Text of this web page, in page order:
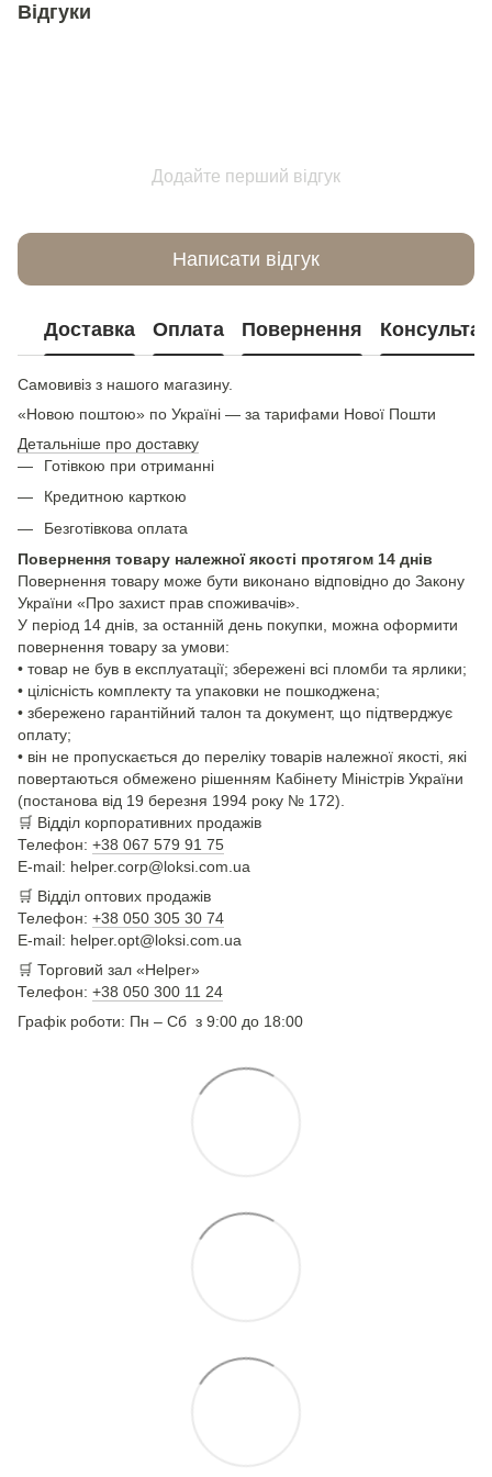
Відгуки
Додайте перший відгук
Написати відгук
Доставка Оплата Повернення
Самовивіз з нашого магазину.
«Новою поштою» по Україні — за тарифами Нової Пошти
Детальніше про доставку
Готівкою при отриманні
Кредитною карткою
Безготівкова оплата
Повернення товару належної якості протягом 14 днів
Повернення товару може бути виконано відповідно до Закону
України «Про захист прав споживачів».
У період 14 днів, за останній день покупки, можна оформити
повернення товару за умови:
• товар не був в експлуатації; збережені всі пломби та ярлики;
• цілісність комплекту та упаковки не пошкоджена;
• збережено гарантійний талон та документ, що підтверджує
оплату;
• він не пропускається до переліку товарів належної якості, які
повертаються обмежено рішенням Кабінету Міністрів України
(постанова від 19 березня 1994 року № 172).
🛒 Відділ корпоративних продажів
Телефон: +38 067 579 91 75
E-mail: helper.corp@loksi.com.ua
🛒 Відділ оптових продажів
Телефон: +38 050 305 30 74
E-mail: helper.opt@loksi.com.ua
🛒 Торговий зал «Helper»
Телефон: +38 050 300 11 24
Графік роботи: Пн – Сб з 9:00 до 18:00